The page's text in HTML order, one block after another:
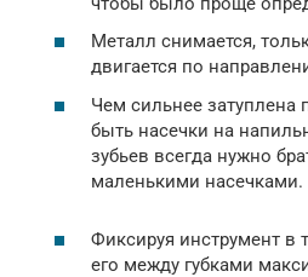
Металл снимается,
двигается по
Чем сильнее затуплена
быть насечки на
зубьев всегда нужно
маленькими насечками.
Фиксируя инструмент в
его между губками